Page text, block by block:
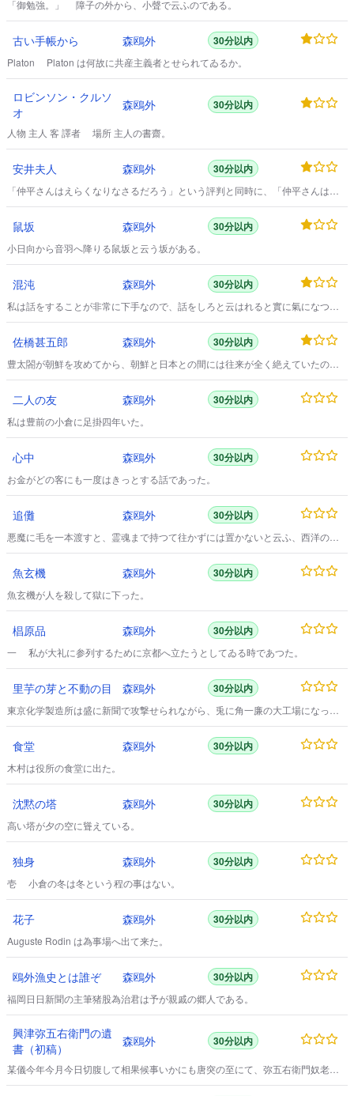
「御勉強。」 障子の外から、小聲で云ふのである。
古い手帳から 森鴎外 30分以内
Platon Platon は何故に共産主義者とせられてゐるか。
ロビンソン・クルソ
オ
森鴎外 30分以内
人物 主人 客 譯者 場所 主人の書齋。
安井夫人 森鴎外 30分以内
「仲平さんはえらくなりなさるだろう」という評判と同時に、「仲平さんは不
鼠坂 森鴎外 30分以内
小日向から音羽へ降りる鼠坂と云う坂がある。
混沌 森鴎外 30分以内
私は話をすることが非常に下手なので、話をしろと云はれると實に氣になつて
佐橋甚五郎 森鴎外 30分以内
豊太閤が朝鮮を攻めてから、朝鮮と日本との間には往来が全く絶えていたの
雲孫、文※［＃「或」の「ノ」の部分が三本、102-2］、金考舜という三人の僧
が朝鮮から様子を見に来た。
二人の友 森鴎外 30分以内
私は豊前の小倉に足掛四年いた。
心中 森鴎外 30分以内
お金がどの客にも一度はきっとする話であった。
追儺 森鴎外 30分以内
悪魔に毛を一本渡すと、霊魂まで持つて往かずには置かないと云ふ、西洋の諺
魚玄機 森鴎外 30分以内
魚玄機が人を殺して獄に下った。
椙原品 森鴎外 30分以内
一 私が大礼に参列するために京都へ立たうとしてゐる時であつた。
里芋の芽と不動の目 森鴎外 30分以内
東京化学製造所は盛に新聞で攻撃せられながら、兎に角一廉の大工場になっ
食堂 森鴎外 30分以内
木村は役所の食堂に出た。
沈黙の塔 森鴎外 30分以内
高い塔が夕の空に聳えている。
独身 森鴎外 30分以内
壱 小倉の冬は冬という程の事はない。
花子 森鴎外 30分以内
Auguste Rodin は為事場へ出て来た。
鴎外漁史とは誰ぞ 森鴎外 30分以内
福岡日日新聞の主筆猪股為治君は予が親戚の郷人である。
興津弥五右衛門の遺
書（初稿）
森鴎外 30分以内
某儀今年今月今日切腹して相果候事いかにも唐突の至にて、弥五右衛門奴老耄